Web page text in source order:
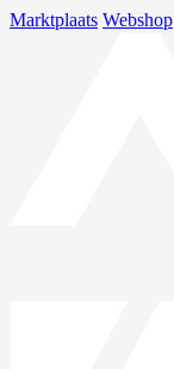
Marktplaats Webshop